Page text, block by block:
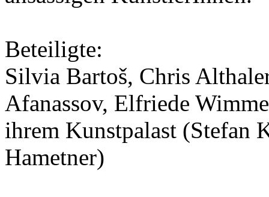
Beteiligte:
Silvia Bartoš, Chris
Afanassov, Elfriede
ihrem Kunstpalast (Stefan
Hametner)